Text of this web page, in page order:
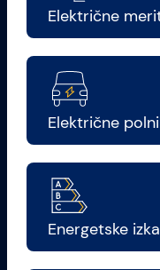
Električne
Električne
Energetske